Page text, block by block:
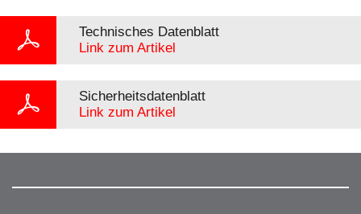
Technisches Datenblatt
Link zum Artikel
Sicherheitsdatenblatt
Link zum Artikel